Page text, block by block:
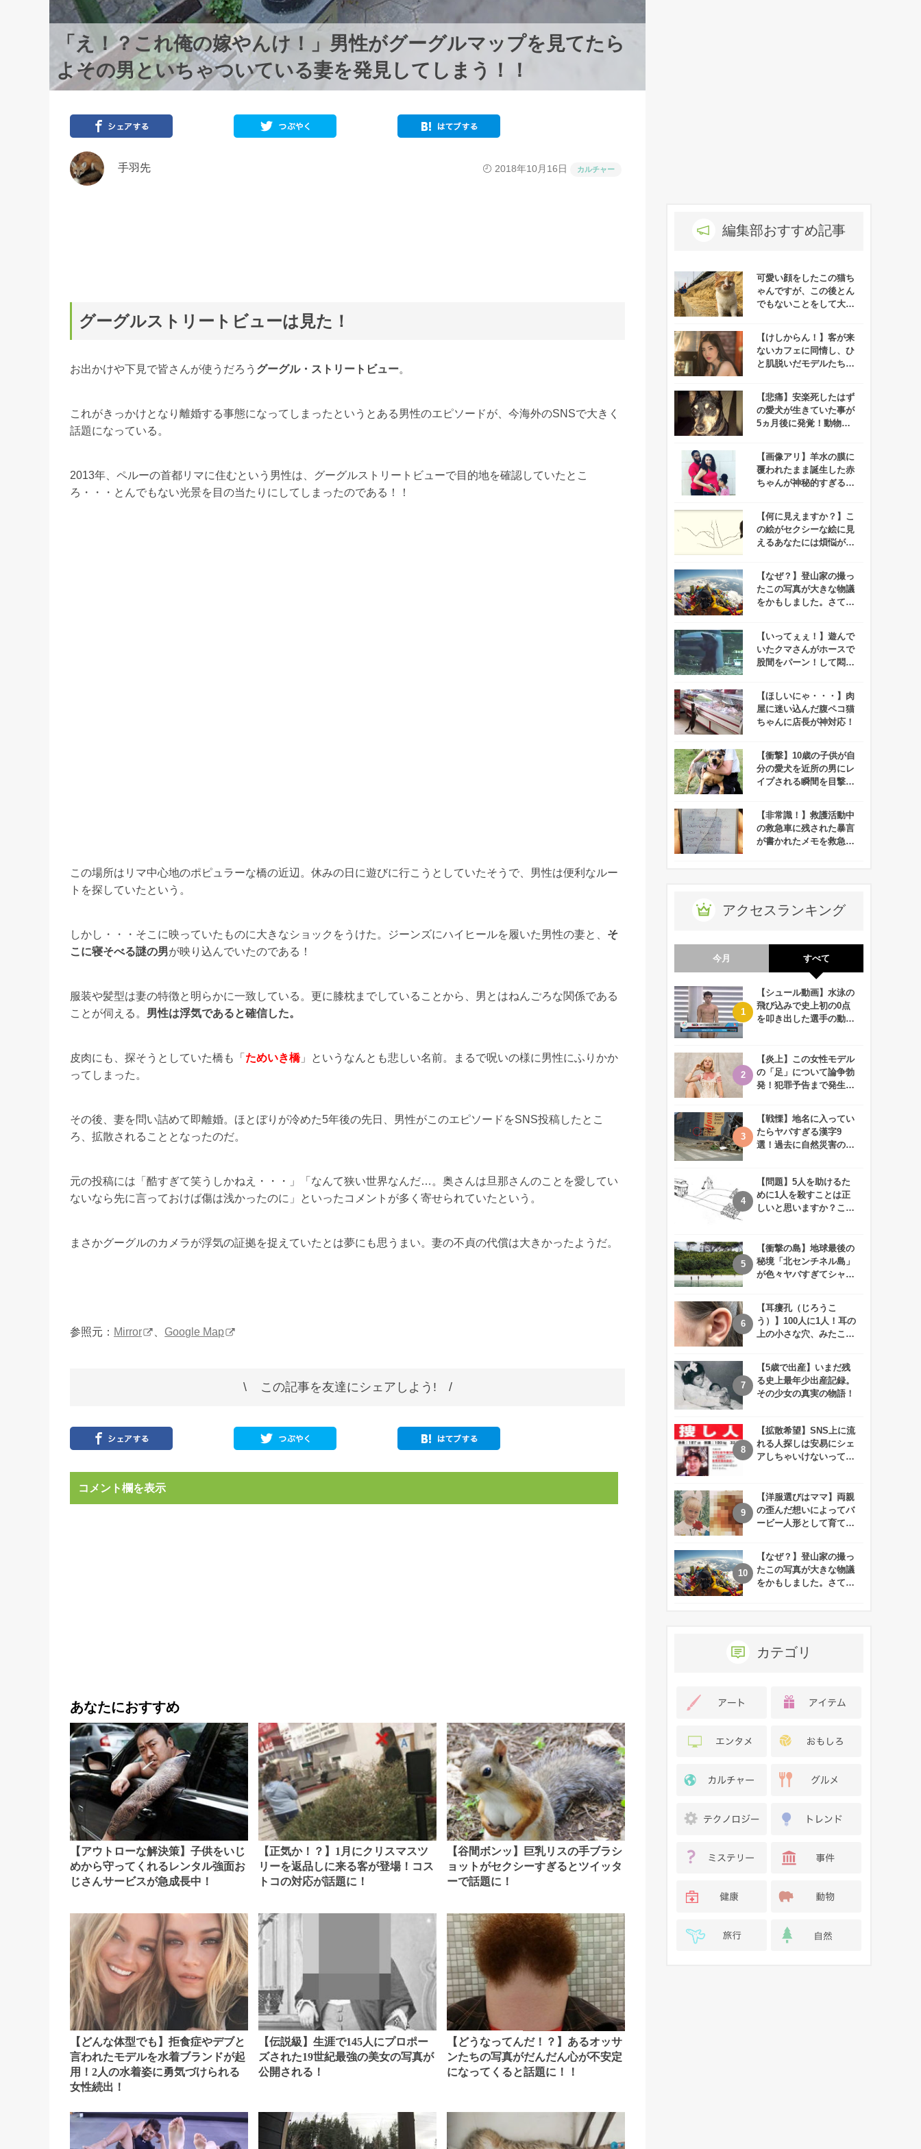
「え！？これ俺の嫁やんけ！」男性がグーグルマップを見てたら
よその男といちゃついている妻を発見してしまう！！
手羽先 2018年10月16日 カルチャー
グーグルストリートビューは見た！
お出かけや下見で皆さんが使うだろう グーグル・ストリートビュー。
これがきっかけとなり離婚する事態になってしまったというとある男性のエピソードが、今海外のSNSで大きく
話題になっている。
2013年、ペルーの首都リマに住むという男性は、グーグルストリートビューで目的地を確認していたとこ
ろ・・・とんでもない光景を目の当たりにしてしまったのである！！
この場所はリマ中心地のポピュラーな橋の近辺。休みの日に遊びに行こうとしていたそうで、男性は便利なルー
トを探していたという。
しかし・・・そこに映っていたものに大きなショックをうけた。ジーンズにハイヒールを履いた男性の妻と、 そ
こに寝そべる謎の男が映り込んでいたのである！
服装や髪型は妻の特徴と明らかに一致している。更に膝枕までしていることから、男とはねんごろな関係である
ことが伺える。 男性は浮気であると確信した。
皮肉にも、探そうとしていた橋も「 ためいき橋」というなんとも悲しい名前。まるで呪いの様に男性にふりかか
ってしまった。
その後、妻を問い詰めて即離婚。ほとぼりが冷めた5年後の先日、男性がこのエピソードをSNS投稿したとこ
ろ、拡散されることとなったのだ。
元の投稿には「酷すぎて笑うしかねえ・・・」「なんて狭い世界なんだ…。奥さんは旦那さんのことを愛してい
ないなら先に言っておけば傷は浅かったのに」といったコメントが多く寄せられていたという。
まさかグーグルのカメラが浮気の証拠を捉えていたとは夢にも思うまい。妻の不貞の代償は大きかったようだ。
参照元： Mirror Google Map
この記事を友達にシェアしよう! /
コメント欄を表示
あなたにおすすめ
【アウトローな解決策】子供をいじ
めから守ってくれるレンタル強面お
じさんサービスが急成長中！
【正気か！？】1月にクリスマスツ
リーを返品しに来る客が登場！コス
トコの対応が話題に！
【谷間ボンッ】巨乳リスの手ブラシ
ョットがセクシーすぎるとツイッタ
ーで話題に！
【どんな体型でも】拒食症やデブと
言われたモデルを水着ブランドが起
用！2人の水着姿に勇気づけられる
女性続出！
【伝説級】生涯で145人にプロポー
ズされた19世紀最強の美女の写真が
公開される！
【どうなってんだ！？】あるオッサ
ンたちの写真がだんだん心が不安定
になってくると話題に！！
編集部おすすめ記事
可愛い顔をしたこの猫ち
ゃんですが、この後とん
でもないことをして大勢
ととなります
【けしからん！】客が来
ないカフェに同情し、ひ
と肌脱いだモデルたち→
われる事態に！
【悲痛】安楽死したはず
の愛犬が生きていた事が
5ヵ月後に発覚！動物病
【画像アリ】羊水の膜に
覆われたまま誕生した赤
ちゃんが神秘的すぎると
【何に見えますか？】こ
の絵がセクシーな絵に見
えるあなたには煩悩があ
【なぜ？】登山家の撮っ
たこの写真が大きな物議
をかもしました。さて、
【いってぇぇ！】遊んで
いたクマさんがホースで
股間をパーン！して悶絶
【ほしいにゃ・・・】肉
屋に迷い込んだ腹ペコ猫
ちゃんに店長が神対応！
【衝撃】10歳の子供が自
分の愛犬を近所の男にレ
イプされる瞬間を目撃す
【非常識！】救護活動中
の救急車に残された暴言
が書かれたメモを救急隊
アクセスランキング
今月 すべて
【シュール動画】水泳の
飛び込みで史上初の0点
を叩き出した選手の動画
【炎上】この女性モデル
の「足」について論争勃
発！犯罪予告まで発生す
【戦慄】地名に入ってい
たらヤバすぎる漢字9
選！過去に自然災害の歴
【問題】5人を助けるた
めに1人を殺すことは正
しいと思いますか？この
【衝撃の島】地球最後の
秘境「北センチネル島」
が色々ヤバすぎてシャレ
【耳瘻孔（じろうこ
う）】100人に1人！耳の
上の小さな穴、みたこと
【5歳で出産】いまだ残
る史上最年少出産記録。
その少女の真実の物語！
【拡散希望】SNS上に流
れる人探しは安易にシェ
アしちゃいけないって知
【洋服選びはママ】両親
の歪んだ想いによってバ
ービー人形として育てら
【なぜ？】登山家の撮っ
たこの写真が大きな物議
をかもしました。さて、
カテゴリ